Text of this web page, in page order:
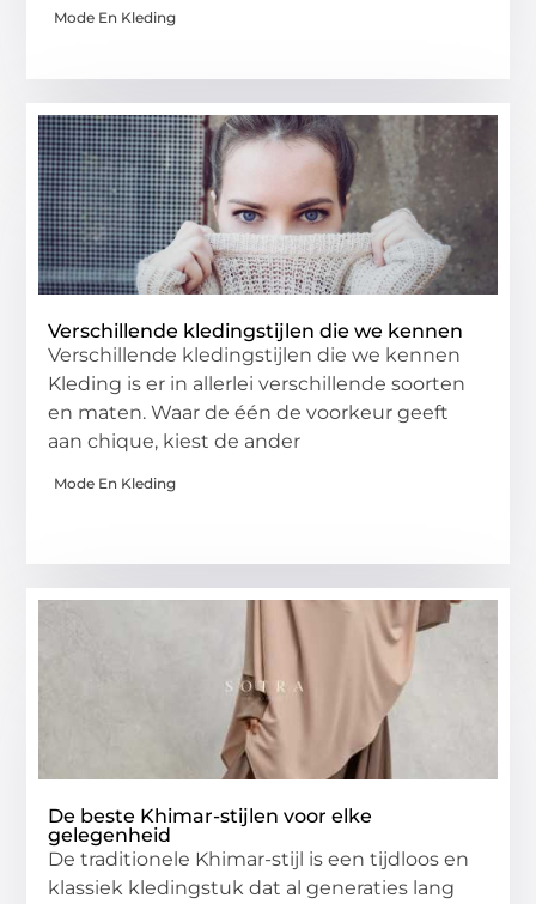
Mode En Kleding
Verschillende kledingstijlen die we kennen
Verschillende kledingstijlen die we kennen
Kleding is er in allerlei verschillende soorten
en maten. Waar de één de voorkeur geeft
aan chique, kiest de ander
Mode En Kleding
De beste Khimar-stijlen voor elke
gelegenheid
De traditionele Khimar-stijl is een tijdloos en
klassiek kledingstuk dat al generaties lang